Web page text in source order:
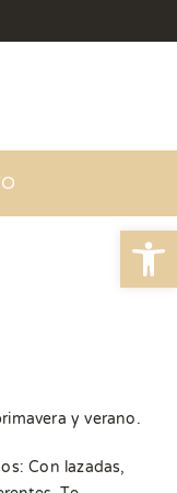
y verano.
Con lazadas,
Abrir